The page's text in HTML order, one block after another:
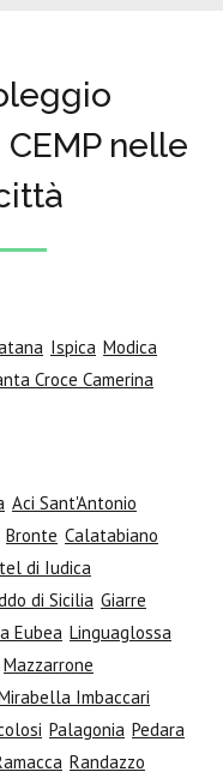
nelle
Ispica Modica
Croce Camerina
Aci Sant'Antonio
Bronte Calatabiano
di Iudica
di Sicilia Giarre
Eubea Linguaglossa
Mazzarrone
Imbaccari
Palagonia Pedara
Randazzo